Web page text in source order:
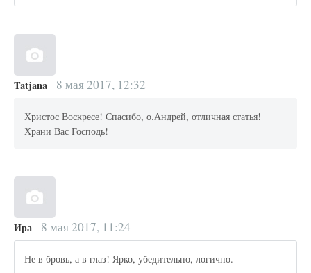
Tatjana 8 мая 2017, 12:32
Христос Воскресе! Спасибо, о.Андрей, отличная статья!
Храни Вас Господь!
Ира 8 мая 2017, 11:24
Не в бровь, а в глаз! Ярко, убедительно, логично.